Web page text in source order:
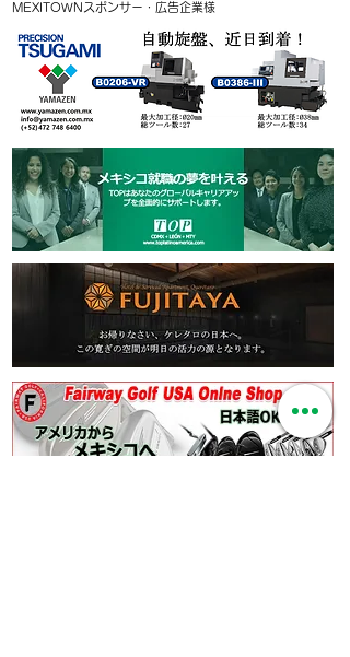
MEXITOWNスポンサー・広告企業様